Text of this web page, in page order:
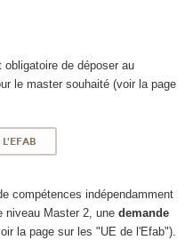
de déposer au
le master souhaité (voir la page
L'EFAB
compétences indépendamment
niveau Master 2, une demande
la page sur les "UE de l'Efab").